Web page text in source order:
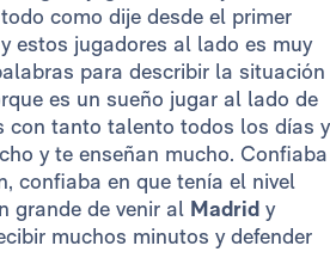
como dije desde el primer
estos jugadores al lado es muy
para describir la situación
es un sueño jugar al lado de
con tanto talento todos los días y
y te enseñan mucho. Confiaba
confiaba en que tenía el nivel
grande de venir al Madrid y
muchos minutos y defender